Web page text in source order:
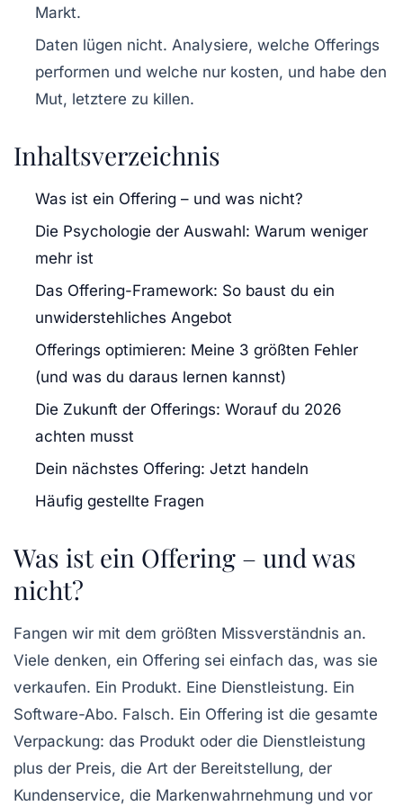
Markt.
Daten lügen nicht. Analysiere, welche Offerings
performen und welche nur kosten, und habe den
Mut, letztere zu killen.
Inhaltsverzeichnis
Was ist ein Offering – und was nicht?
Die Psychologie der Auswahl: Warum weniger
mehr ist
Das Offering-Framework: So baust du ein
unwiderstehliches Angebot
Offerings optimieren: Meine 3 größten Fehler
(und was du daraus lernen kannst)
Die Zukunft der Offerings: Worauf du 2026
achten musst
Dein nächstes Offering: Jetzt handeln
Häufig gestellte Fragen
Was ist ein Offering – und was
nicht?
Fangen wir mit dem größten Missverständnis an.
Viele denken, ein Offering sei einfach das, was sie
verkaufen. Ein Produkt. Eine Dienstleistung. Ein
Software-Abo. Falsch. Ein Offering ist die gesamte
Verpackung: das Produkt oder die Dienstleistung
plus der Preis, die Art der Bereitstellung, der
Kundenservice, die Markenwahrnehmung und vor